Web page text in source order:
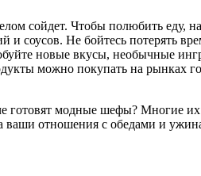
сойдет. Чтобы полюбить еду,
соусов. Не бойтесь потерять
новые вкусы, необычные
можно покупать на рынках
готовят модные шефы? Многие
ваши отношения с обедами и